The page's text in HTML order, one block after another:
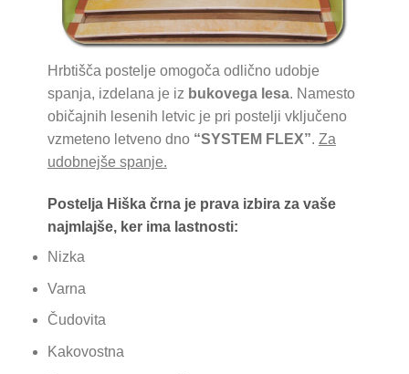
Hrbtišča postelje omogoča odlično udobje
spanja, izdelana je iz bukovega lesa. Namesto
običajnih lesenih letvic je pri postelji vključeno
vzmeteno letveno dno “SYSTEM FLEX”. Za
udobnejše spanje.
Postelja Hiška črna je prava izbira za vaše
najmlajše, ker ima lastnosti:
Nizka
Varna
Čudovita
Kakovostna